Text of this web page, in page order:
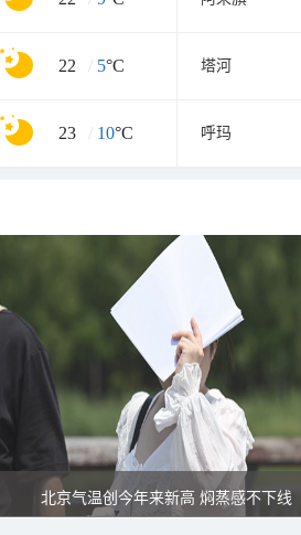
22 / 5°C 塔河
23 / 10°C 呼玛
北京气温创今年来新高 焖蒸感不下线